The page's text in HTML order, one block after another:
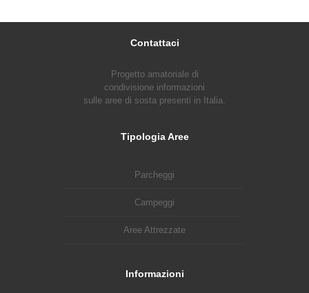
Contattaci
Progetto amatoriale di
condivisione informazioni
sulle aree di sosta presenti in Italia.
Tipologia Aree
Parcheggi
Campeggi
Aree Attrezzate
Informazioni